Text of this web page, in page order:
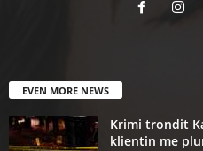
EVEN MORE NEWS
Krimi trondit
klientin me